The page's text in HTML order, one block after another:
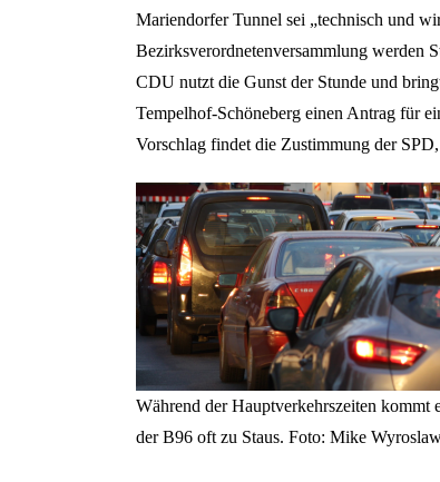
Mariendorfer Tunnel sei „technisch und
Bezirksverordnetenversammlung werden
CDU nutzt die Gunst der Stunde und
Tempelhof-Schöneberg einen Antrag für
Vorschlag findet die Zustimmung der
Während der Hauptverkehrszeiten kommt
der B96 oft zu Staus. Foto: Mike